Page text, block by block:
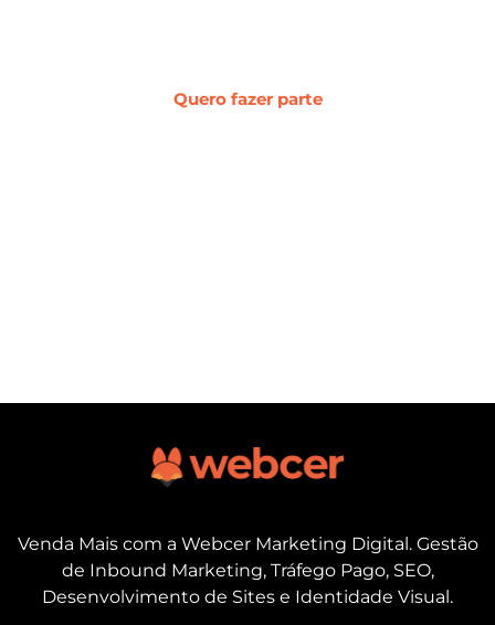
Quero fazer parte
Venda Mais com a Webcer Marketing Digital. Gestão
de Inbound Marketing, Tráfego Pago, SEO,
Desenvolvimento de Sites e Identidade Visual.